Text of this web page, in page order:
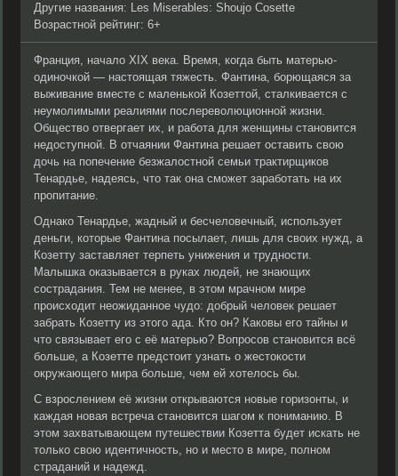
Другие названия: Les Miserables: Shoujo Cosette
Возрастной рейтинг: 6+
Франция, начало XIX века. Время, когда быть матерью-
одиночкой — настоящая тяжесть. Фантина, борющаяся за
выживание вместе с маленькой Козеттой, сталкивается с
неумолимыми реалиями послереволюционной жизни.
Общество отвергает их, и работа для женщины становится
недоступной. В отчаянии Фантина решает оставить свою
дочь на попечение безжалостной семьи трактирщиков
Тенардье, надеясь, что так она сможет заработать на их
пропитание.
Однако Тенардье, жадный и бесчеловечный, использует
деньги, которые Фантина посылает, лишь для своих нужд, а
Козетту заставляет терпеть унижения и трудности.
Малышка оказывается в руках людей, не знающих
сострадания. Тем не менее, в этом мрачном мире
происходит неожиданное чудо: добрый человек решает
забрать Козетту из этого ада. Кто он? Каковы его тайны и
что связывает его с её матерью? Вопросов становится всё
больше, а Козетте предстоит узнать о жестокости
окружающего мира больше, чем ей хотелось бы.
С взрослением её жизни открываются новые горизонты, и
каждая новая встреча становится шагом к пониманию. В
этом захватывающем путешествии Козетта будет искать не
только свою идентичность, но и место в мире, полном
страданий и надежд.